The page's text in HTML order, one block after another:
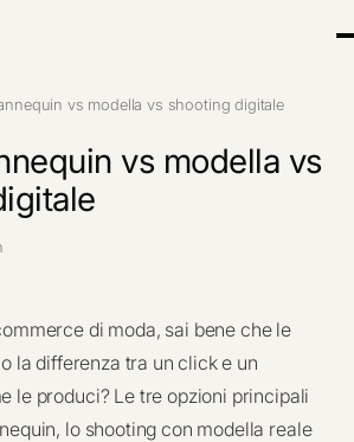
vs modella vs shooting digitale
vs modella vs
di moda, sai bene che le
la differenza tra un click e un
le produci? Le tre opzioni principali
lo shooting con modella reale